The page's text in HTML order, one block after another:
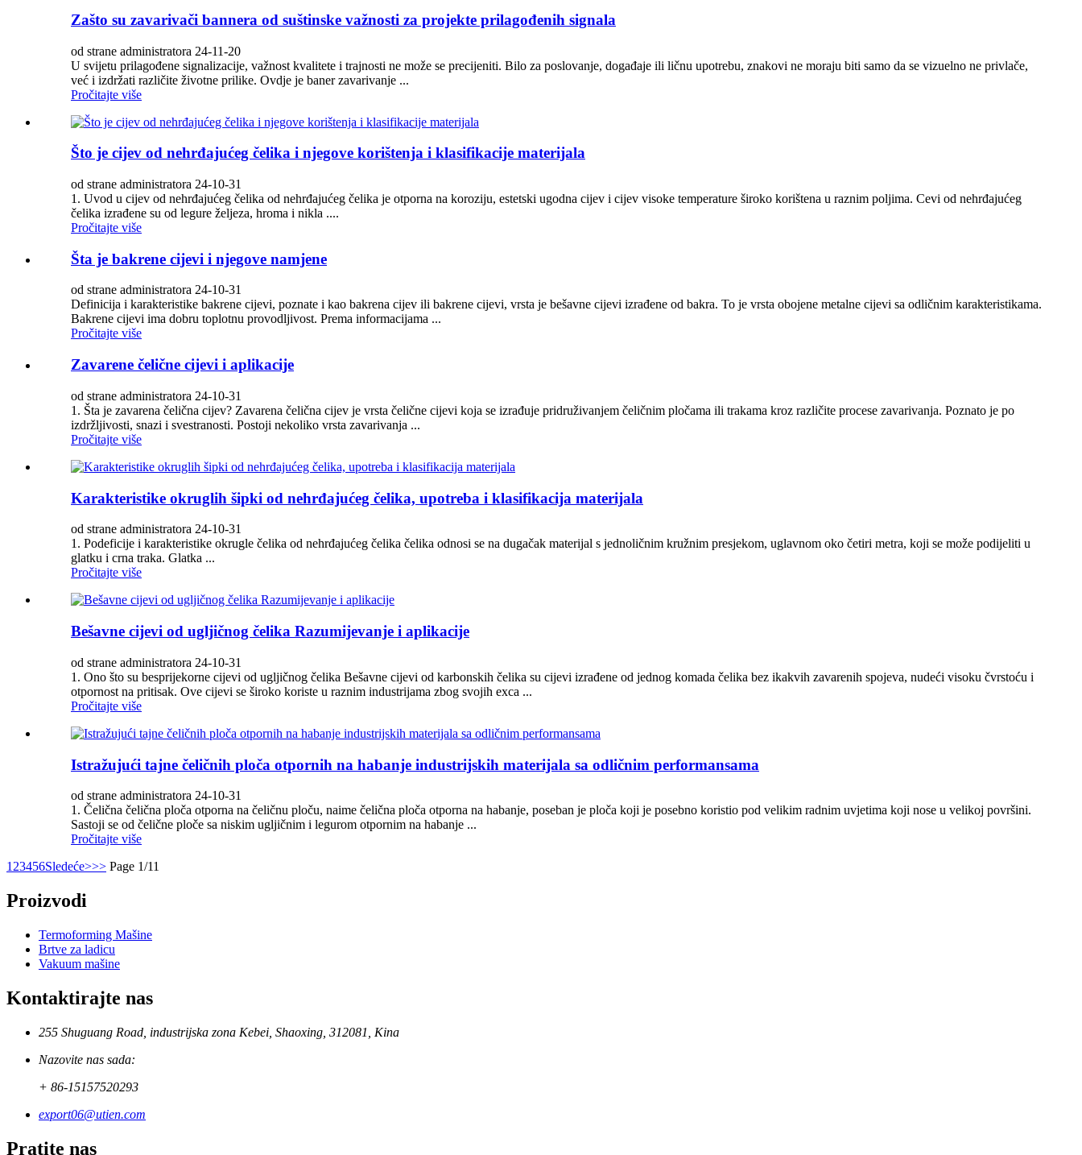
Zašto su zavarivači bannera od suštinske važnosti za projekte prilagođenih signala
od strane administratora 24-11-20
U svijetu prilagođene signalizacije, važnost kvalitete i trajnosti ne može se precijeniti. Bilo za poslovanje, događaje ili ličnu upotrebu, znakovi ne moraju biti samo da se vizuelno ne privlače,
već i izdržati različite životne prilike. Ovdje je baner zavarivanje ...
Pročitajte više
Što je cijev od nehrđajućeg čelika i njegove korištenja i klasifikacije materijala
od strane administratora 24-10-31
1. Uvod u cijev od nehrđajućeg čelika od nehrđajućeg čelika je otporna na koroziju, estetski ugodna cijev i cijev visoke temperature široko korištena u raznim poljima. Cevi od nehrđajućeg
čelika izrađene su od legure željeza, hroma i nikla ....
Pročitajte više
Šta je bakrene cijevi i njegove namjene
od strane administratora 24-10-31
Definicija i karakteristike bakrene cijevi, poznate i kao bakrena cijev ili bakrene cijevi, vrsta je bešavne cijevi izrađene od bakra. To je vrsta obojene metalne cijevi sa odličnim karakteristikama.
Bakrene cijevi ima dobru toplotnu provodljivost. Prema informacijama ...
Pročitajte više
Zavarene čelične cijevi i aplikacije
od strane administratora 24-10-31
1. Šta je zavarena čelična cijev? Zavarena čelična cijev je vrsta čelične cijevi koja se izrađuje pridruživanjem čeličnim pločama ili trakama kroz različite procese zavarivanja. Poznato je po
izdržljivosti, snazi ​​i svestranosti. Postoji nekoliko vrsta zavarivanja ...
Pročitajte više
Karakteristike okruglih šipki od nehrđajućeg čelika, upotreba i klasifikacija materijala
od strane administratora 24-10-31
1. Podeficije i karakteristike okrugle čelika od nehrđajućeg čelika čelika odnosi se na dugačak materijal s jednoličnim kružnim presjekom, uglavnom oko četiri metra, koji se može podijeliti u
glatku i crna traka. Glatka ...
Pročitajte više
Bešavne cijevi od ugljičnog čelika Razumijevanje i aplikacije
od strane administratora 24-10-31
1. Ono što su besprijekorne cijevi od ugljičnog čelika Bešavne cijevi od karbonskih čelika su cijevi izrađene od jednog komada čelika bez ikakvih zavarenih spojeva, nudeći visoku čvrstoću i
otpornost na pritisak. Ove cijevi se široko koriste u raznim industrijama zbog svojih exca ...
Pročitajte više
Istražujući tajne čeličnih ploča otpornih na habanje industrijskih materijala sa odličnim performansama
od strane administratora 24-10-31
1. Čelična čelična ploča otporna na čeličnu ploču, naime čelična ploča otporna na habanje, poseban je ploča koji je posebno koristio pod velikim radnim uvjetima koji nose u velikoj površini.
Sastoji se od čelične ploče sa niskim ugljičnim i legurom otpornim na habanje ...
Pročitajte više
1 23456Sledeće>>> Page 1/11
Proizvodi
Termoforming Mašine
Brtve za ladicu
Vakuum mašine
Kontaktirajte nas
255 Shuguang Road, industrijska zona Kebei, Shaoxing, 312081, Kina
Nazovite nas sada:
+ 86-15157520293
export06@utien.com
Pratite nas